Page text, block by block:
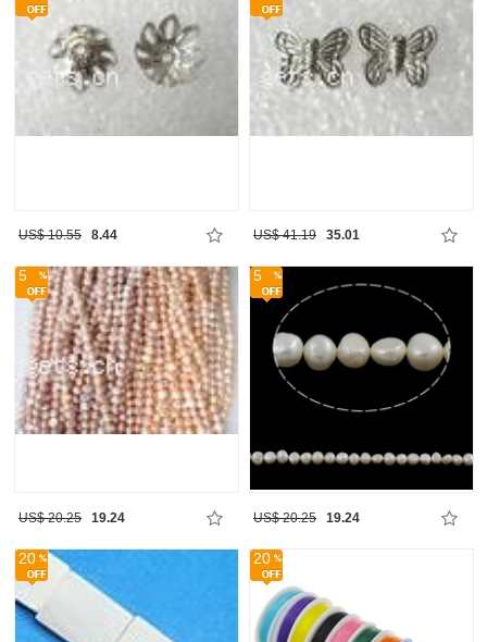
US$ 10.55 8.44 US$ 41.19 35.01
5
US$ 20.25 19.24
5
US$ 20.25 19.24
20 20